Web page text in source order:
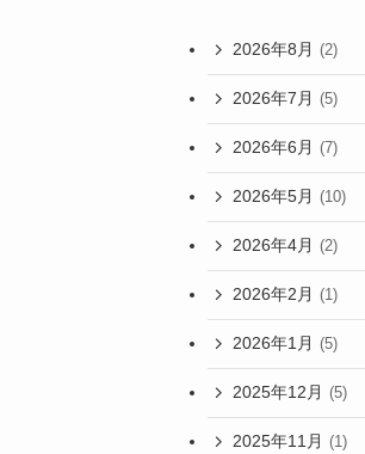
2026年8月 (2)
2026年7月 (5)
2026年6月 (7)
2026年5月 (10)
2026年4月 (2)
2026年2月 (1)
2026年1月 (5)
2025年12月 (5)
2025年11月 (1)